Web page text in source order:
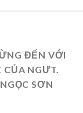
ĐẾN VỚI
CỦA NGƯT.
SƠN